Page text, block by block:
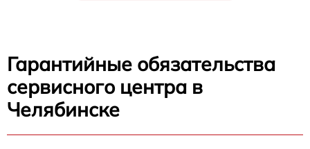
Гарантийные обязательства
сервисного центра в
Челябинске